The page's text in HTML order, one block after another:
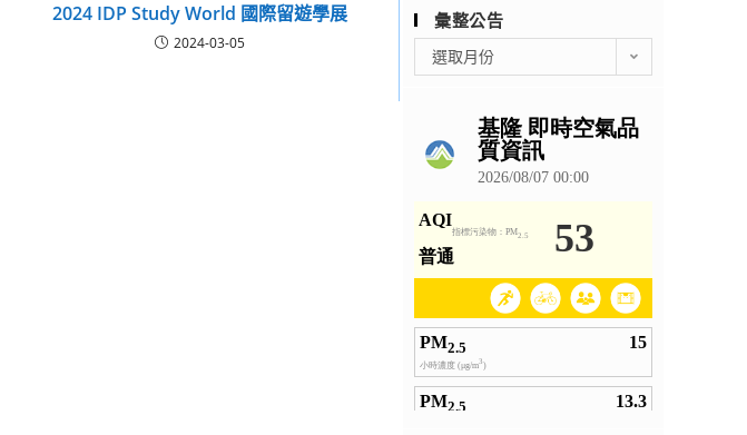
2024 IDP Study World 國際留遊學展
2024-03-05
彙整公告
整
選取月份